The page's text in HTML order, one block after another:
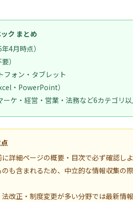
ク まとめ
4月時点）
）
フォン・タブレット
・PowerPoint）
ーケ・経営・営業・法務など6カテゴリ
詳細ページの概要・目次で必ず確認し
も含まれるため、中立的な情報収集の
改正・制度変更が多い分野では最新情